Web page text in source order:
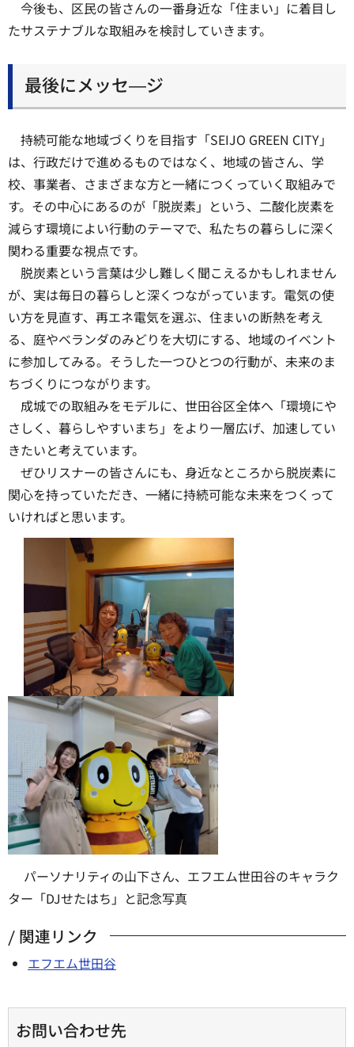
今後も、区民の皆さんの一番身近な「住まい」に着目し
たサステナブルな取組みを検討していきます。
最後にメッセ―ジ
持続可能な地域づくりを目指す「SEIJO GREEN CITY」
は、行政だけで進めるものではなく、地域の皆さん、学
校、事業者、さまざまな方と一緒につくっていく取組みで
す。その中心にあるのが「脱炭素」という、二酸化炭素を
減らす環境によい行動のテーマで、私たちの暮らしに深く
関わる重要な視点です。
脱炭素という言葉は少し難しく聞こえるかもしれません
が、実は毎日の暮らしと深くつながっています。電気の使
い方を見直す、再エネ電気を選ぶ、住まいの断熱を考え
る、庭やベランダのみどりを大切にする、地域のイベント
に参加してみる。そうした一つひとつの行動が、未来のま
ちづくりにつながります。
成城での取組みをモデルに、世田谷区全体へ「環境にや
さしく、暮らしやすいまち」をより一層広げ、加速してい
きたいと考えています。
ぜひリスナーの皆さんにも、身近なところから脱炭素に
関心を持っていただき、一緒に持続可能な未来をつくって
いければと思います。
パーソナリティの山下さん、エフエム世田谷のキャラク
ター「DJせたはち」と記念写真
関連リンク
エフエム世田谷
お問い合わせ先